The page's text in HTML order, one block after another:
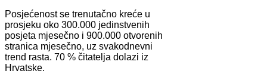
Posjećenost se trenutačno kreće u
prosjeku oko 300.000 jedinstvenih
posjeta mjesečno i 900.000 otvorenih
stranica mjesečno, uz svakodnevni
trend rasta. 70 % čitatelja dolazi iz
Hrvatske.